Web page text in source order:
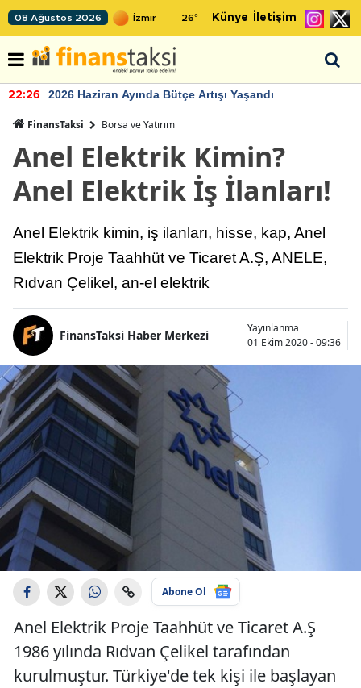
08 Ağustos 2026 26° Künye İletişim
22:26 2026 Haziran Ayında Bütçe Artışı Yaşandı
FinansTaksi Borsa ve Yatırım
Anel Elektrik Kimin?
Anel Elektrik İş İlanları!
Anel Elektrik kimin, iş ilanları, hisse, kap, Anel
Elektrik Proje Taahhüt ve Ticaret A.Ş, ANELE,
Rıdvan Çelikel, an-el elektrik
FinansTaksi Haber Merkezi
Yayınlanma
01 Ekim 2020 - 09:36
Abone Ol
Anel Elektrik Proje Taahhüt ve Ticaret A.Ş
1986 yılında Rıdvan Çelikel tarafından
kurulmuştur. Türkiye'de tek kişi ile başlayan